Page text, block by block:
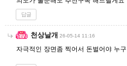
답글
천상날개 26-05-14 11:16
자극적인 장면좀 찍어서 돈벌어야 누